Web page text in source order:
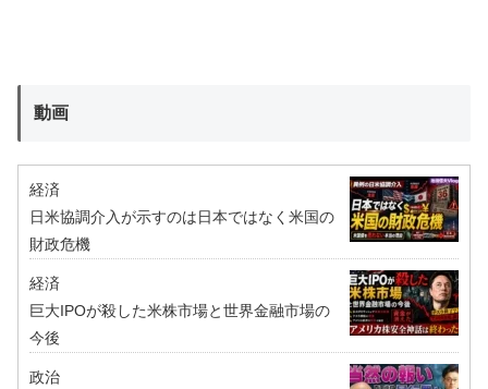
動画
経済
日米協調介入が示すのは日本ではなく米国の
財政危機
経済
巨大IPOが殺した米株市場と世界金融市場の
今後
政治